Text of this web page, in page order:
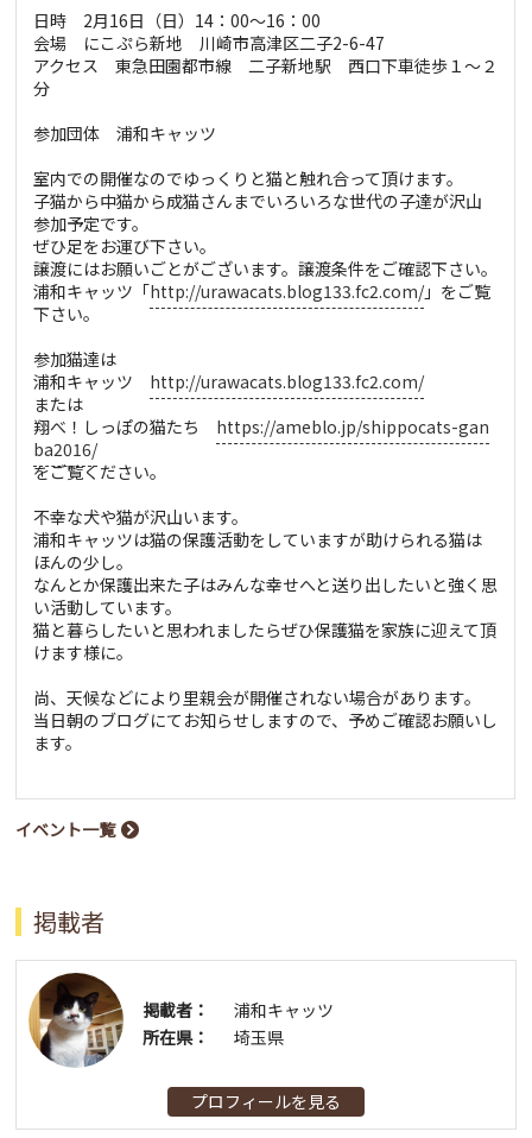
日時 2月16日（日）14：00〜16：00
会場 にこぷら新地 川崎市高津区二子2-6-47
アクセス 東急田園都市線 二子新地駅 西口下車徒歩１～２
分
参加団体 浦和キャッツ
室内での開催なのでゆっくりと猫と触れ合って頂けます。
子猫から中猫から成猫さんまでいろいろな世代の子達が沢山
参加予定です。
ぜひ足をお運び下さい。
譲渡にはお願いごとがございます。譲渡条件をご確認下さい。
浦和キャッツ「http://urawacats.blog133.fc2.com/」をご覧
下さい。
参加猫達は
浦和キャッツ http://urawacats.blog133.fc2.com/
または
翔べ！しっぽの猫たち https://ameblo.jp/shippocats-gan
ba2016/
をご覧ください。
不幸な犬や猫が沢山います。
浦和キャッツは猫の保護活動をしていますが助けられる猫は
ほんの少し。
なんとか保護出来た子はみんな幸せへと送り出したいと強く思
い活動しています。
猫と暮らしたいと思われましたらぜひ保護猫を家族に迎えて頂
けます様に。
尚、天候などにより里親会が開催されない場合があります。
当日朝のブログにてお知らせしますので、予めご確認お願いし
ます。
イベント一覧
掲載者
掲載者：
浦和キャッツ
所在県：
埼玉県
プロフィールを見る